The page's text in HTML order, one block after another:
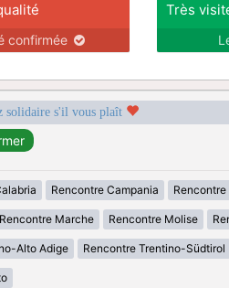
confirmée
Très
solidaire s'il vous plaît
Rencontre Campania
Rencontre Marche Rencontre Molise
Alto Adige Rencontre Trentino-Südtirol